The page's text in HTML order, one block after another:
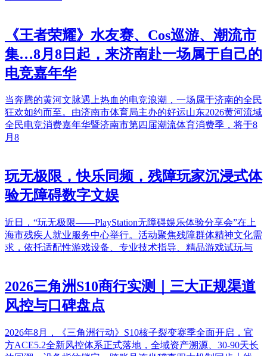
《王者荣耀》水友赛、Cos巡游、潮流市
集…8月8日起，来济南赴一场属于自己的
电竞嘉年华
当奔腾的黄河文脉遇上热血的电竞浪潮，一场属于济南的全民
狂欢如约而至。由济南市体育局主办的好运山东2026黄河流域
全民电竞消费嘉年华暨济南市第四届潮流体育消费季，将于8
月8
玩无极限，快乐同频，残障玩家沉浸式体
验无障碍数字文娱
近日，“玩无极限——PlayStation无障碍娱乐体验分享会”在上
海市残疾人就业服务中心举行。活动聚焦残障群体精神文化需
求，依托适配性游戏设备、专业技术指导、精品游戏试玩与
2026三角洲S10商行实测｜三大正规渠道
风控与口碑盘点
2026年8月，《三角洲行动》S10核子裂变赛季全面开启，官
方ACE5.2全新风控体系正式落地，全域资产溯源、30-90天长